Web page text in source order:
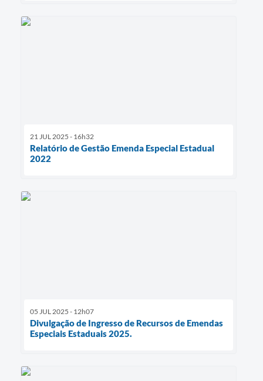
21 JUL 2025 - 16h32
Relatório de Gestão Emenda Especial Estadual
2022
05 JUL 2025 - 12h07
Divulgação de Ingresso de Recursos de Emendas
Especiais Estaduais 2025.